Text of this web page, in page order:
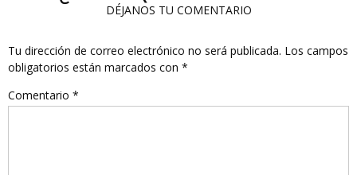
DÉJANOS TU COMENTARIO
Tu dirección de correo electrónico no será publicada. Los campos
obligatorios están marcados con *
Comentario *